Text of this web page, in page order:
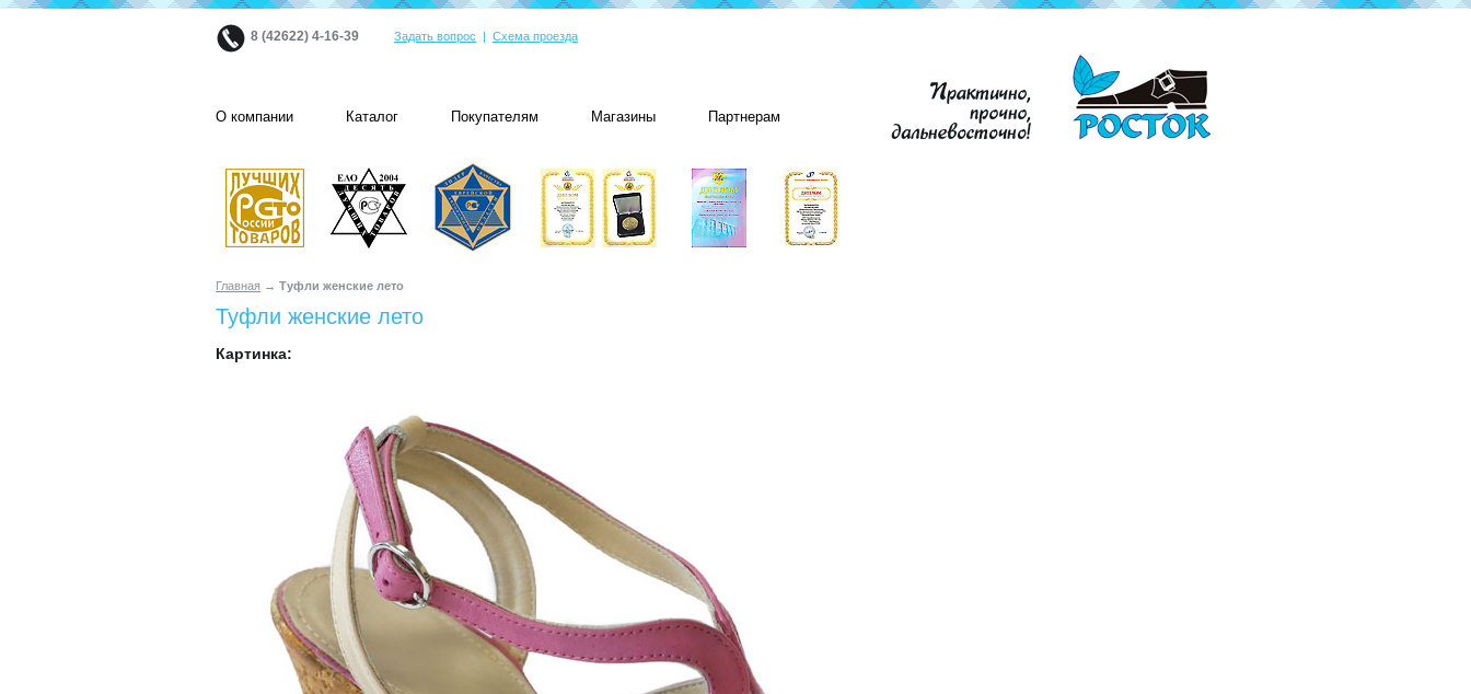
8 (42622) 4-16-39 Задать вопрос | Схема проезда
О компании Каталог Покупателям Магазины Партнерам
Главная → Туфли женские лето
Туфли женские лето
Картинка: